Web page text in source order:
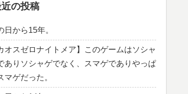
の投稿
日から15年。
オスゼロナイトメア】このゲームはソシャ
ありソシャゲでなく、スマゲでありやっぱ
マゲだった。